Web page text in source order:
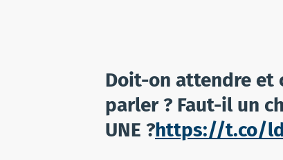
Doit-on attendre et
parler ? Faut-il un
UNE ?https://t.co/